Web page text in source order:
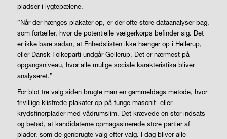
pladser i lygtepælene.
”Når der hænges plakater op, er der ofte store dataanalyser bag,
som fortæller, hvor de potentielle vælgerkorps befinder sig. Det
er ikke bare sådan, at Enhedslisten ikke hænger op i Hellerup,
eller Dansk Folkeparti undgår Gellerup. Det er nærmest på
opgangsniveau, hvor alle mulige sociale karakteristika bliver
analyseret.”
For blot tre valg siden brugte man en gammeldags metode, hvor
frivillige klistrede plakater op på tunge masonit- eller
krydsfinerplader med vådrumslim. Det krævede en stor indsats
og betød, at kandidaterne opmagasinerede store partier af
plader, som de genbrugte valg efter valg. I dag bliver alle